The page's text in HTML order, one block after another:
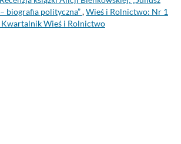
biografia polityczna”,Wieś i Rolnictwo: Nr 1
Kwartalnik Wieś i Rolnictwo